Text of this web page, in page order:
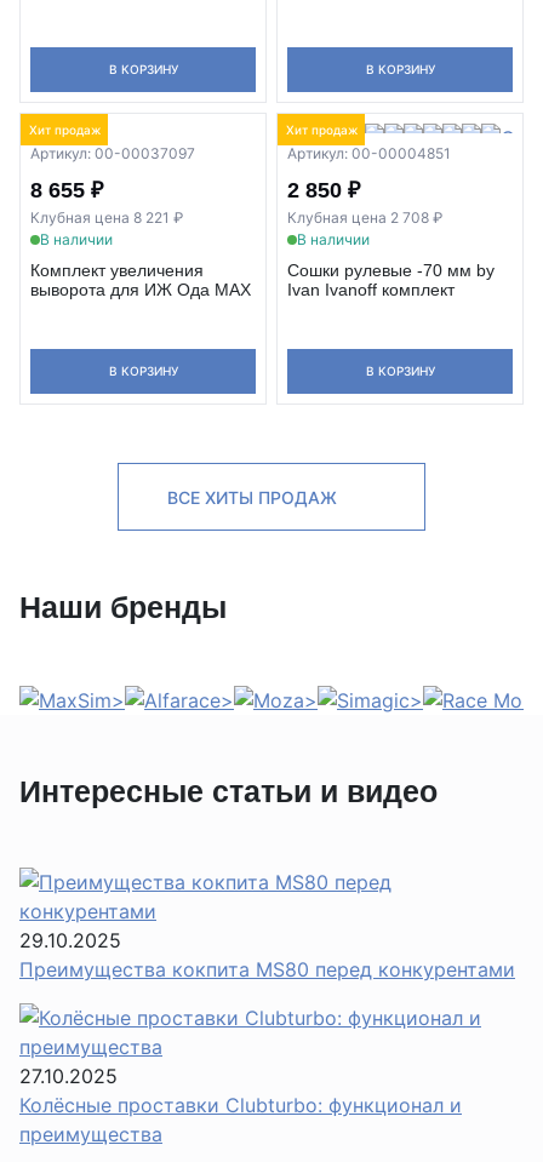
В КОРЗИНУ В КОРЗИНУ
Хит продаж
Артикул: 00-00037097
8 655 ₽
Клубная цена 8 221 ₽
В наличии
Комплект увеличения
выворота для ИЖ Ода MAX
В КОРЗИНУ
Хит продаж
Артикул: 00-00004851
2 850 ₽
Клубная цена 2 708 ₽
В наличии
Сошки рулевые -70 мм by
Ivan Ivanoff комплект
В КОРЗИНУ
ВСЕ ХИТЫ ПРОДАЖ
Наши бренды
Интересные статьи и видео
29.10.2025
Преимущества кокпита MS80 перед конкурентами
27.10.2025
Колёсные проставки Clubturbo: функционал и
преимущества